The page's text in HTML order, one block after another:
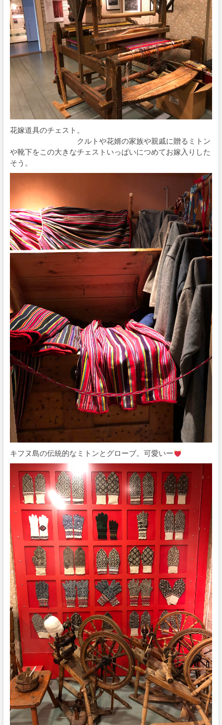
花嫁道具のチェスト。
クルトや花婿の家族や親戚に贈るミトン
や靴下をこの大きなチェストいっぱいにつめてお嫁入りした
そう。
キフヌ島の伝統的なミトンとグローブ。可愛いー